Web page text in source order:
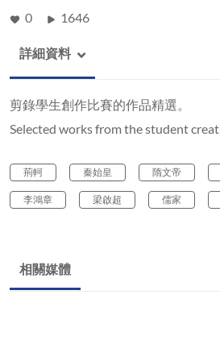
0 1646
詳細資料
剪錄學生創作比賽的作品精選。
Selected works from the student
荊軻 秦始皇 隋文帝
李鴻章 梁啟超 儒家
相關媒體